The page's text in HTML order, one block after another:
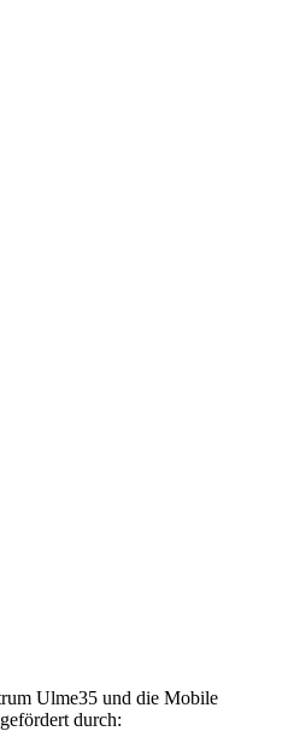
Ulme35 und die Mobile
durch: